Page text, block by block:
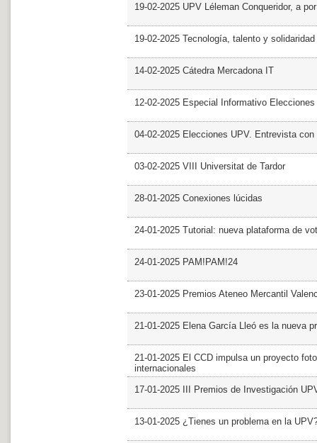
19-02-2025 UPV Léleman Conqueridor, a
19-02-2025 Tecnología, talento y
14-02-2025 Cátedra Mercadona IT
12-02-2025 Especial Informativo Elecciones
04-02-2025 Elecciones UPV. Entrevista con
03-02-2025 VIII Universitat de Tardor
28-01-2025 Conexiones lúcidas
24-01-2025 Tutorial: nueva plataforma de
24-01-2025 PAM!PAM!24
23-01-2025 Premios Ateneo Mercantil
21-01-2025 Elena García Lleó es la nueva
21-01-2025 El CCD impulsa un proyecto
internacionales
17-01-2025 III Premios de Investigación
13-01-2025 ¿Tienes un problema en la